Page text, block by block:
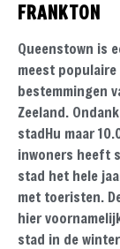
FRANKTON
Queenstown is
meest populaire
bestemmingen
Zeeland.
stadHu maar
inwoners heeft
stad het hele
met toeristen.
hier
stad in de